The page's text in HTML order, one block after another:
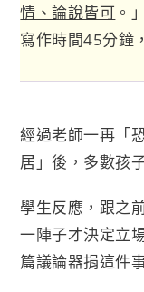
情、論說皆可 。
寫作時間45分鐘
經過老師一再「
居」後，多數孩
學生反應，跟之
一陣子才決定立
篇議論器捐這件